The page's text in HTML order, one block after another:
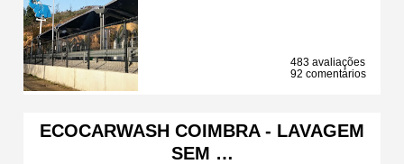
483 avaliações
92 comentários
ECOCARWASH COIMBRA - LAVAGEM
SEM …